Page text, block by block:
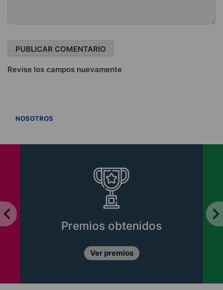
Revise los campos nuevamente
NOSOTROS
Premios obtenidos
Ver premios